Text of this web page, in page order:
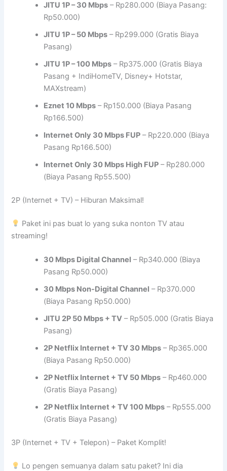
JITU 1P – 30 Mbps – Rp280.000 (Biaya Pasang:
Rp50.000)
JITU 1P – 50 Mbps – Rp299.000 (Gratis Biaya
Pasang)
JITU 1P – 100 Mbps – Rp375.000 (Gratis Biaya
Pasang + IndiHomeTV, Disney+ Hotstar,
MAXstream)
Eznet 10 Mbps – Rp150.000 (Biaya Pasang
Rp166.500)
Internet Only 30 Mbps FUP – Rp220.000 (Biaya
Pasang Rp166.500)
Internet Only 30 Mbps High FUP – Rp280.000
(Biaya Pasang Rp55.500)
2P (Internet + TV) – Hiburan Maksimal!
Paket ini pas buat lo yang suka nonton TV atau
streaming!
30 Mbps Digital Channel – Rp340.000 (Biaya
Pasang Rp50.000)
30 Mbps Non-Digital Channel – Rp370.000
(Biaya Pasang Rp50.000)
JITU 2P 50 Mbps + TV – Rp505.000 (Gratis Biaya
Pasang)
2P Netflix Internet + TV 30 Mbps – Rp365.000
(Biaya Pasang Rp50.000)
2P Netflix Internet + TV 50 Mbps – Rp460.000
(Gratis Biaya Pasang)
2P Netflix Internet + TV 100 Mbps – Rp555.000
(Gratis Biaya Pasang)
3P (Internet + TV + Telepon) – Paket Komplit!
Lo pengen semuanya dalam satu paket? Ini dia